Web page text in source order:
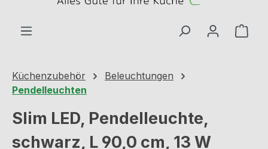
Küchenzubehör
Beleuchtungen
Pendelleuchten
Slim LED, Pendelleuchte,
schwarz, L 90,0 cm, 13 W